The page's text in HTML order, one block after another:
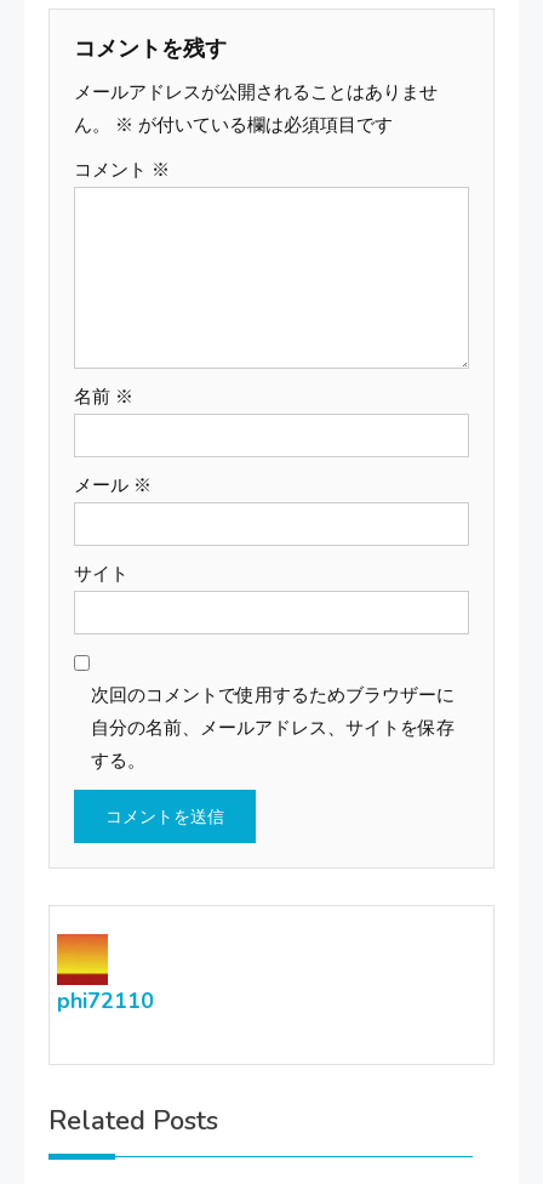
ビ
ゲ
ー
シ
コメントを残す
メールアドレスが公開されることはありませ
ん。
※ が付いている欄は必須項目です
コメント ※
名前 ※
メール ※
サイト
次回のコメントで使用するためブラウザーに
自分の名前、メールアドレス、サイトを保存
する。
phi72110
Related Posts